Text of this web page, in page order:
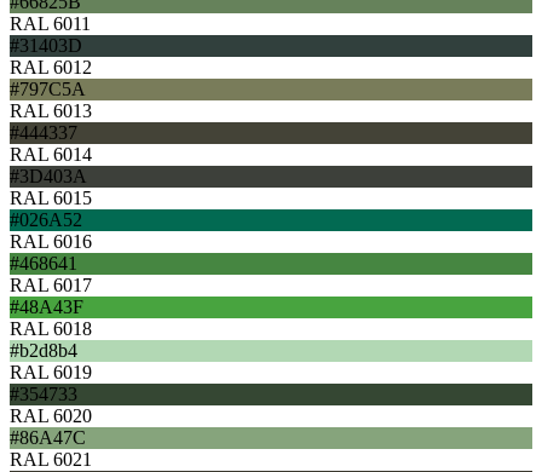
RAL 6011
#31403D
RAL 6012
#797C5A
RAL 6013
#444337
RAL 6014
#3D403A
RAL 6015
#026A52
RAL 6016
#468641
RAL 6017
#48A43F
RAL 6018
#b2d8b4
RAL 6019
#354733
RAL 6020
#86A47C
RAL 6021